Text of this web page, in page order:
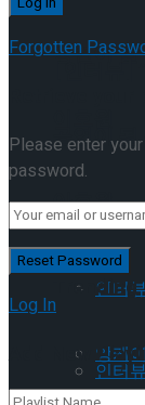
공연이 될
Trending
인터
앙케
공연이 될
이호원
Trending
인터
Forgotten
Please enter
password.
Log In
Add New